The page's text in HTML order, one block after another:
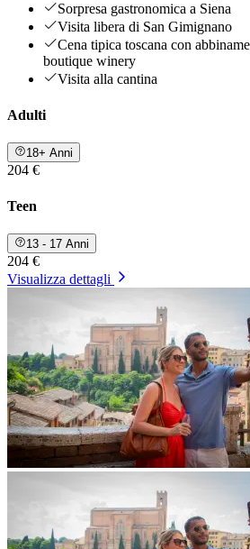
Sorpresa gastronomica a Siena
Visita libera di San Gimignano
Cena tipica toscana con
boutique winery
Visita alla cantina
Adulti
18+ Anni
204 €
Teen
13 - 17 Anni
204 €
Visualizza dettagli